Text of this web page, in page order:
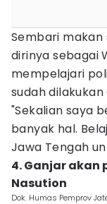
Sembari makan
dirinya sebagai
mempelajari
sudah
"Sekalian saya
banyak hal.
Jawa Tengah
4. Ganjar akan
Nasution
Dok. Humas Pemprov